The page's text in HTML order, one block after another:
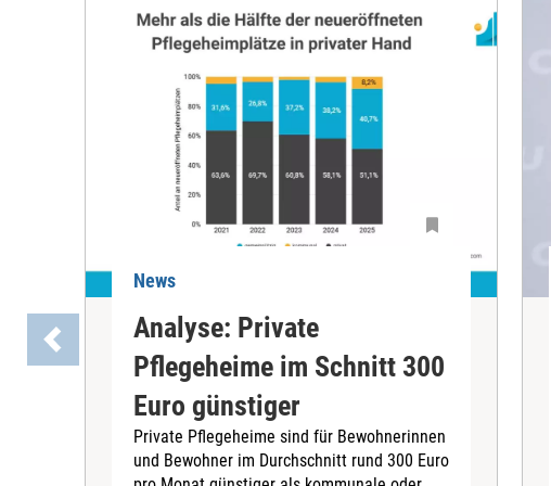
News
Analyse: Private
Pflegeheime im Schnitt 300
Euro günstiger
Private Pflegeheime sind für Bewohnerinnen
und Bewohner im Durchschnitt rund 300 Euro